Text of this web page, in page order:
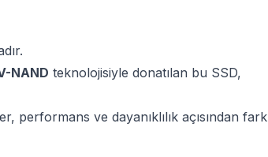
NAND teknolojisiyle donatılan bu SSD,
performans ve dayanıklılık açısından fark